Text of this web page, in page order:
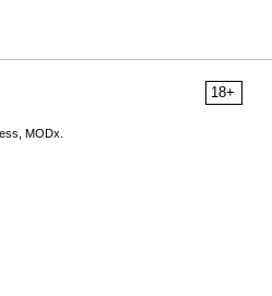
18+
MODx.